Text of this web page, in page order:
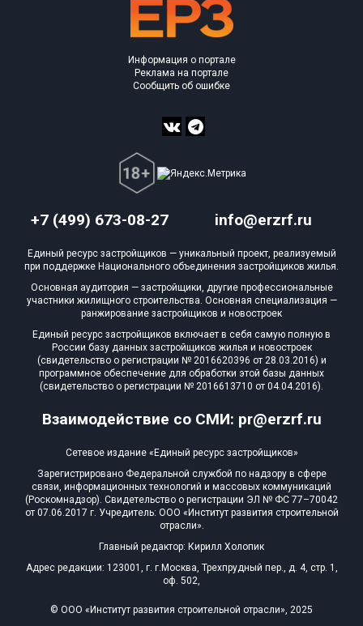
с продажами
Рейтинг ЕРЗ
Многоквартирных домов
Поселков таунхаусов
Блокированных домов
блоков в БД
0 из 14 140
+7 (499) 673-08-27 info@erzrf.ru
Взаимодействие со СМИ: pr@erzrf.ru
Информация о портале
Реклама на портале
Сообщить об ошибке
Единый ресурс застройщиков — уникальный проект, реализуемый
при поддержке Национального объединения застройщиков жилья.
Основная аудитория — застройщики, другие профессиональные
участники жилищного строительства. Основная специализация —
ранжирование застройщиков и новостроек
Единый ресурс застройщиков включает в себя самую полную в
России базу данных застройщиков жилья и новостроек
(свидетельство о регистрации № 2016620396 от 28.03.2016) и
программное обеспечение для обработки этой базы данных
(свидетельство о регистрации № 2016613710 от 04.04.2016).
Сетевое издание «Единый ресурс застройщиков»
Зарегистрировано Федеральной службой по надзору в сфере
связи, информационных технологий и массовых коммуникаций
(Роскомнадзор). Свидетельство о регистрации ЭЛ № ФС 77–70042
от 07.06.2017 г. Учредитель: ООО «Институт развития строительной
отрасли».
Главный редактор: Кирилл Холопик
Адрес редакции: 123001, г. г.Москва, Трехпрудный пер., д. 4, стр. 1,
оф. 502,
© ООО «Институт развития строительной отрасли», 2025